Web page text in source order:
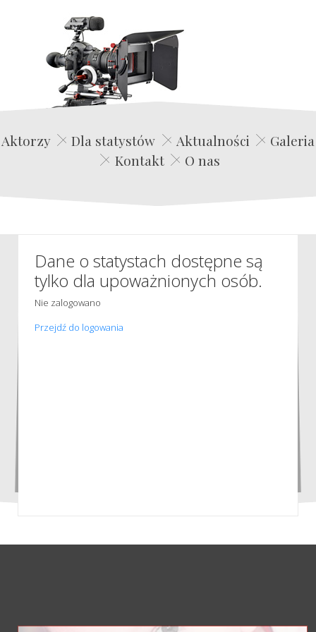
Edwin Film Agencja Aktorska
Aktorzy Dla statystów Aktualności
Galeria
Kontakt
O nas
Dane o statystach dostępne są
tylko dla upoważnionych osób.
Nie zalogowano
Przejdź do logowania